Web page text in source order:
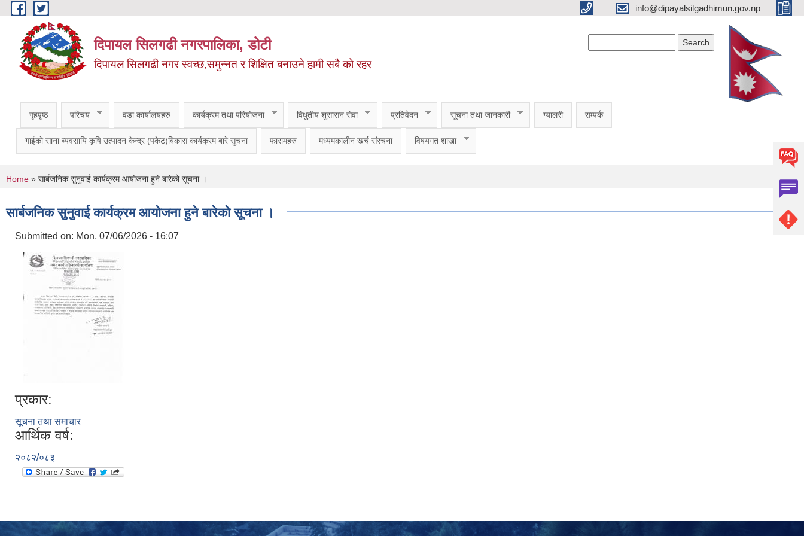
Skip to main content info@dipayalsilgadhimun.gov.np
दिपायल सिलगढी नगरपालिका, डोटी
दिपायल सिलगढी नगर स्वच्छ,समुन्नत र शिक्षित बनाउने हामी सबै को रहर
गृहपृष्ठ परिचय वडा कार्यालयहरु कार्यक्रम तथा परियोजना विधुतीय शुसासन सेवा प्रतिवेदन सूचना तथा जानकारी ग्यालरी सम्पर्क
गाईकाे साना ब्यवसायि कृषि उत्पादन केन्द्र (पकेट)बिकास कार्यक्रम बारे सुचना फारामहरु मध्यमकालीन खर्च संरचना विषयगत शाखा
You are here
Home » सार्बजनिक सुनुवाई कार्यक्रम आयोजना हुने बारेको सूचना ।
सार्बजनिक सुनुवाई कार्यक्रम आयोजना हुने बारेको सूचना ।
Submitted on: Mon, 07/06/2026 - 16:07
प्रकार:
सूचना तथा समाचार
आर्थिक वर्ष:
२०८२/०८३